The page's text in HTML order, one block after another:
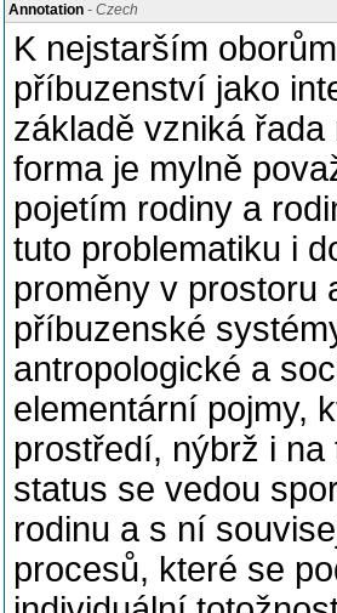
Annotation - Czech
K nejstarším
příbuzenství jako
základě vzniká
forma je mylně
pojetím rodiny a
tuto problematiku i
proměny v prostoru
příbuzenské
antropologické a
elementární pojmy,
prostředí, nýbrž i
status se vedou
rodinu a s ní
procesů, které se